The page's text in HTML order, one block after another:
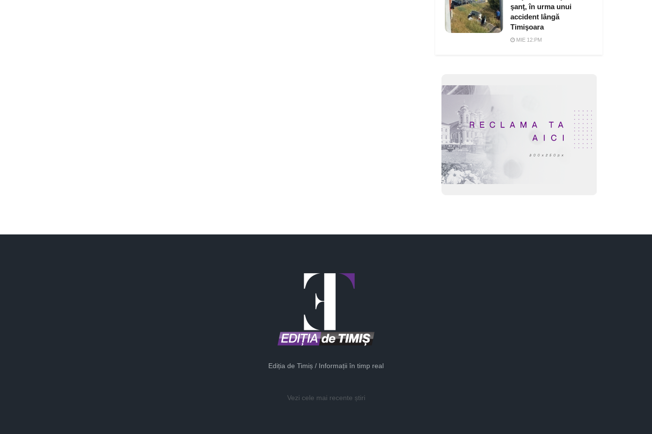
şanţ, în urma unui
accident lângă
Timişoara
MIE 12:PM
Ediția de Timiș / Informații în timp real
Vezi cele mai recente știri